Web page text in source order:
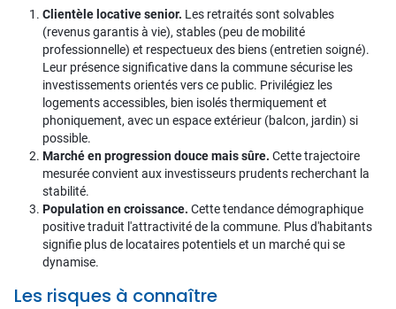
Clientèle locative senior. Les retraités sont solvables
(revenus garantis à vie), stables (peu de mobilité
professionnelle) et respectueux des biens (entretien soigné).
Leur présence significative dans la commune sécurise les
investissements orientés vers ce public. Privilégiez les
logements accessibles, bien isolés thermiquement et
phoniquement, avec un espace extérieur (balcon, jardin) si
possible.
Marché en progression douce mais sûre. Cette trajectoire
mesurée convient aux investisseurs prudents recherchant la
stabilité.
Population en croissance. Cette tendance démographique
positive traduit l'attractivité de la commune. Plus d'habitants
signifie plus de locataires potentiels et un marché qui se
dynamise.
Les risques à connaître